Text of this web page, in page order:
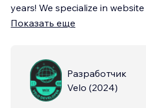
years! We specialize in
Показать еще
Разработчик
Velo (2024)